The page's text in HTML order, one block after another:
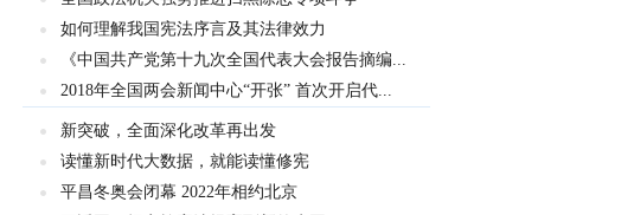
如何理解我国宪法序言及其法律效力
《中国共产党第十九次全国代表大会报告摘编...
2018年全国两会新闻中心“开张” 首次开启代...
新突破，全面深化改革再出发
读懂新时代大数据，就能读懂修宪
平昌冬奥会闭幕 2022年相约北京